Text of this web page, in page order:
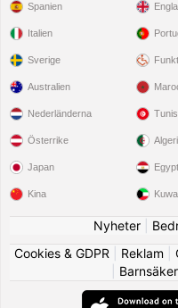
Spanien
Italien
Sverige
Australien
Nederländerna
Österrike
Japan
Kina
Nyheter|
Cookies & GDPR
Reklam